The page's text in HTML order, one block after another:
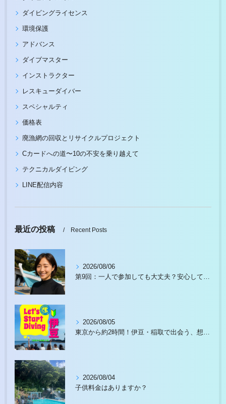
ダイビングライセンス
環境保護
アドバンス
ダイブマスター
インストラクター
レスキューダイバー
スペシャルティ
価格表
廃漁網の回収とリサイクルプロジェクト
Cカードへの道〜10の不安を乗り越えて
テクニカルダイビング
LINE配信内容
最近の投稿 Recent Posts
2026/08/06
第9回：一人で参加しても大丈夫？安心して始められる理由があります
2026/08/05
東京から約2時間！伊豆・稲取で出会う、想像以上の水中世界
2026/08/04
子供料金はありますか？